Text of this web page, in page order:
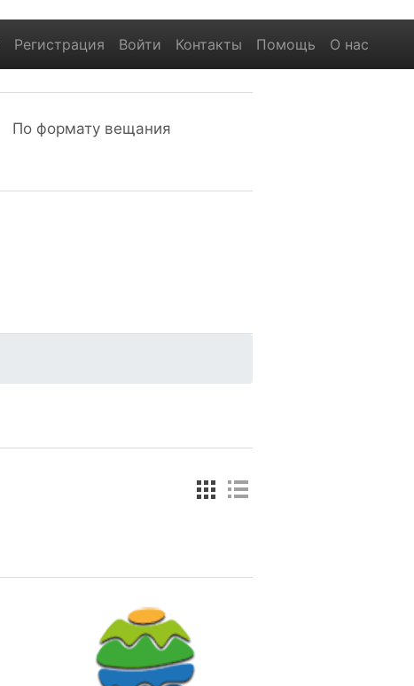
Регистрация Войти Контакты Помощь О нас
По формату вещания